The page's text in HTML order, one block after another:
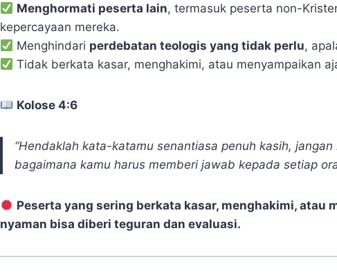
Menghormati peserta lain, termasuk peserta non-
kepercayaan mereka.
Menghindari perdebatan teologis yang tidak perlu,
Tidak berkata kasar, menghakimi, atau menyampaikan
Kolose 4:6
“Hendaklah kata-katamu senantiasa penuh kasih,
bagaimana kamu harus memberi jawab kepada setiap
Peserta yang sering berkata kasar, menghakimi, atau
nyaman bisa diberi teguran dan evaluasi.